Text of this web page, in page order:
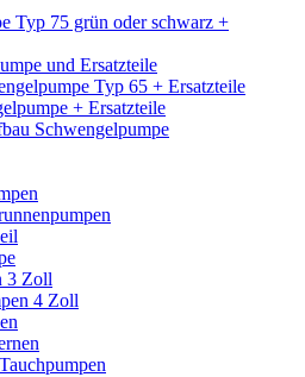
Typ 75 grün oder schwarz +
und Ersatzteile
Typ 65 + Ersatzteile
+ Ersatzteile
Schwengelpumpe
3 Zoll
4 Zoll